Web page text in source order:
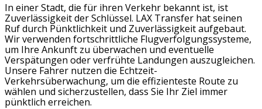
In einer Stadt, die für ihren Verkehr bekannt ist, ist
Zuverlässigkeit der Schlüssel. LAX Transfer hat seinen
Ruf durch Pünktlichkeit und Zuverlässigkeit aufgebaut.
Wir verwenden fortschrittliche Flugverfolgungssysteme,
um Ihre Ankunft zu überwachen und eventuelle
Verspätungen oder verfrühte Landungen auszugleichen.
Unsere Fahrer nutzen die Echtzeit-
Verkehrsüberwachung, um die effizienteste Route zu
wählen und sicherzustellen, dass Sie Ihr Ziel immer
pünktlich erreichen.